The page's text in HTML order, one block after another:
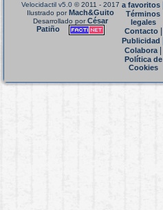
Velocidactil v5.0 © 2011 - 2017
Ilustrado porMach&Guito
Desarrollado porCésar
Patiño
a favoritos
Términos
legales
Contacto|
Publicidad
Colabora|
Política de
Cookies